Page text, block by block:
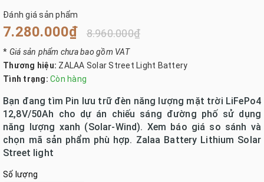
Đánh giá sản phẩm
7.280.000₫ 8.960.000₫
* Giá sản phẩm chưa bao gồm VAT
Thương hiệu: ZALAA Solar Street Light Battery
Tình trạng: Còn hàng
Bạn đang tìm Pin lưu trữ đèn năng lượng mặt trời LiFePo4
12,8V/50Ah cho dự án chiếu sáng đường phố sử dụng
năng lượng xanh (Solar-Wind). Xem báo giá so sánh và
chọn mã sản phẩm phù hợp. Zalaa Battery Lithium Solar
Street light
Số lượng